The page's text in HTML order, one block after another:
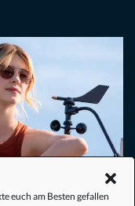
euch am Besten gefallen